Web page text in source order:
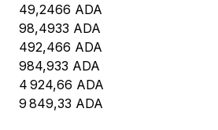
49,2466 ADA
98,4933 ADA
492,466 ADA
984,933 ADA
4 924,66 ADA
9 849,33 ADA